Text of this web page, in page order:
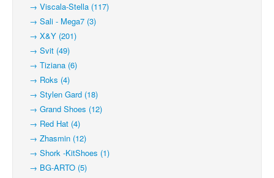
→ Viscala-Stella (117)
→ Sali - Mega7 (3)
→ X&Y (201)
→ Svit (49)
→ Tiziana (6)
→ Roks (4)
→ Stylen Gard (18)
→ Grand Shoes (12)
→ Red Hat (4)
→ Zhasmin (12)
→ Shork -KitShoes (1)
→ BG-ARTO (5)